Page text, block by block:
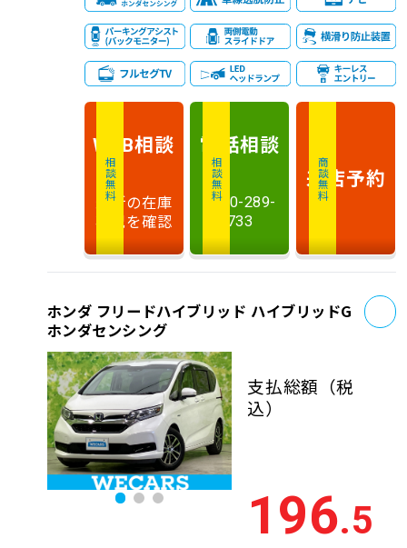
相談無料
WEB相談
最新の在庫
状況を確認
相談無料
電話相談
0120-289-
733
商談無料
来店予約
ホンダ フリードハイブリッド ハイブリッドG
ホンダセンシング
支払総額 （税
込）
196.5